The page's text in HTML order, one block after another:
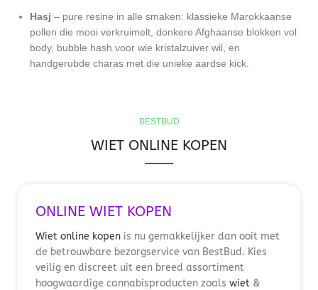
Hasj – pure resine in alle smaken: klassieke Marokkaanse
pollen die mooi verkruimelt, donkere Afghaanse blokken vol
body, bubble hash voor wie kristalzuiver wil, en
handgerubde charas met die unieke aardse kick.
BESTBUD
WIET ONLINE KOPEN
ONLINE WIET KOPEN
Wiet online kopen is nu gemakkelijker dan ooit met
de betrouwbare bezorgservice van BestBud. Kies
veilig en discreet uit een breed assortiment
hoogwaardige cannabisproducten zoals wiet &